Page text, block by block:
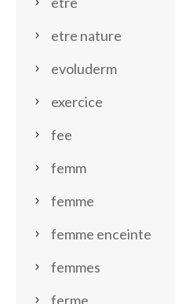
etre nature
evoluderm
exercice
fee
femm
femme
femme enceinte
femmes
ferme